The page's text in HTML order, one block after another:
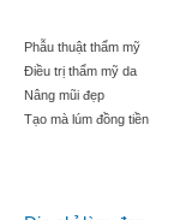
Phẫu thuật thẩm mỹ
Điều trị thẩm mỹ da
Nâng mũi đẹp
Tạo mà lúm đồng tiền